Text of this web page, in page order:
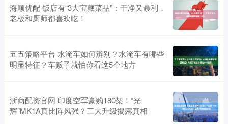
海顺优配 饭店有“3大宝藏菜品”：干净又暴利，
老板和厨师都喜欢吃！
五五策略平台 水淹车如何辨别？水淹车有哪些
明显特征？车贩子就怕你看这5个地方
浙商配资官网 印度空军豪购180架！“光
辉”MK1A真比阵风强？三大升级揭露真相